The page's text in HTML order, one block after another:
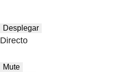
Desplegar
Directo
Mute